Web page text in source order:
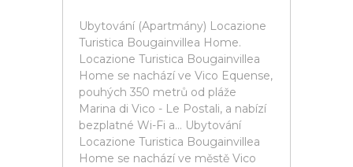
Ubytování (Apartmány) Locazione
Turistica Bougainvillea Home.
Locazione Turistica Bougainvillea
Home se nachází ve Vico Equense,
pouhých 350 metrů od pláže
Marina di Vico - Le Postali, a nabízí
bezplatné Wi-Fi a... Ubytování
Locazione Turistica Bougainvillea
Home se nachází ve městě Vico